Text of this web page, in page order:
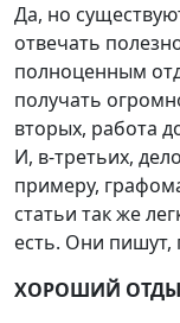
Да, но
отвечать
полноценным
получать
вторых, работа
И, в-третьих,
примеру,
статьи так же
есть. Они пишут,
ХОРОШИЙ